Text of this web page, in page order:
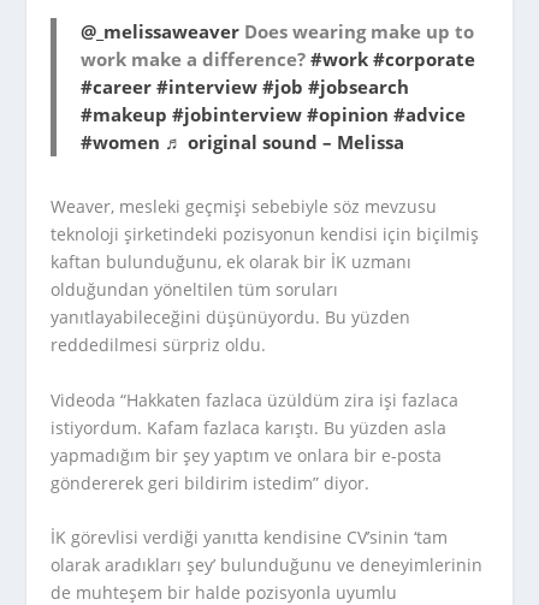
@_melissaweaver Does wearing make up to
work make a difference?#work #corporate
#career #interview #job #jobsearch
#makeup #jobinterview #opinion #advice
#women ♬ original sound – Melissa
Weaver, mesleki geçmişi sebebiyle söz mevzusu
teknoloji şirketindeki pozisyonun kendisi için biçilmiş
kaftan bulunduğunu, ek olarak bir İK uzmanı
olduğundan yöneltilen tüm soruları
yanıtlayabileceğini düşünüyordu. Bu yüzden
reddedilmesi sürpriz oldu.
Videoda “Hakkaten fazlaca üzüldüm zira işi fazlaca
istiyordum. Kafam fazlaca karıştı. Bu yüzden asla
yapmadığım bir şey yaptım ve onlara bir e-posta
göndererek geri bildirim istedim” diyor.
İK görevlisi verdiği yanıtta kendisine CV’sinin ‘tam
olarak aradıkları şey’ bulunduğunu ve deneyimlerinin
de muhteşem bir halde pozisyonla uyumlu